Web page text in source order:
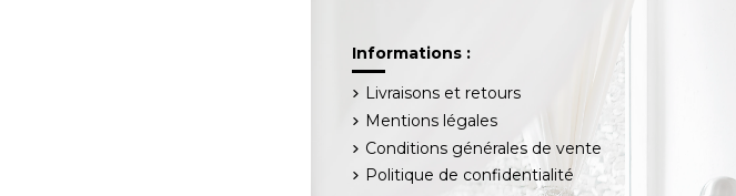
Informations :
Livraisons et retours
Mentions légales
Conditions générales de vente
Politique de confidentialité